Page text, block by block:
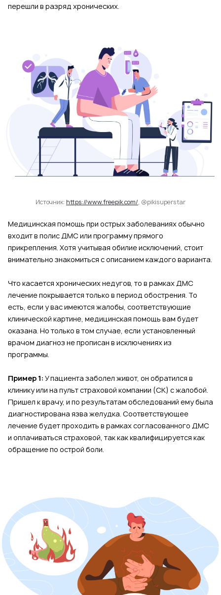
перешли в разряд хронических.
Источник: https://www.freepik.com/, @pikisuperstar
Медицинская помощь при острых заболеваниях обычно
входит в полис ДМС или программу прямого
прикрепления. Хотя учитывая обилие исключений, стоит
внимательно знакомиться с описанием каждого варианта.
Что касается хронических недугов, то в рамках ДМС
лечение покрывается только в период обострения. То
есть, если у вас имеются жалобы, соответствующие
клинической картине, медицинская помощь вам будет
оказана. Но только в том случае, если установленный
врачом диагноз не прописан в исключениях из
программы.
Пример 1: У пациента заболел живот, он обратился в
клинику или на пульт страховой компании (СК) с жалобой.
Пришел к врачу, и по результатам обследований ему была
диагностирована язва желудка. Соответствующее
лечение будет проходить в рамках согласованного ДМС
и оплачиваться страховой, так как квалифицируется как
обращение по острой боли.